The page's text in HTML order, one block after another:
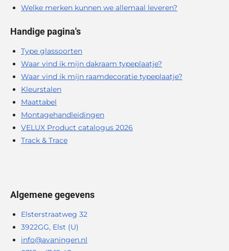
Welke merken kunnen we allemaal leveren?
Handige pagina's
Type glassoorten
Waar vind ik mijn dakraam typeplaatje?
Waar vind ik mijn raamdecoratie typeplaatje?
Kleurstalen
Maattabel
Montagehandleidingen
VELUX Product catalogus 2026
Track & Trace
Algemene gegevens
Elsterstraatweg 32
3922GG, Elst (U)
info@avaningen.nl